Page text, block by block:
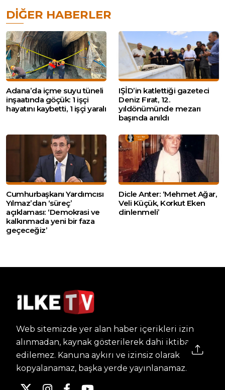
DIĞER HABERLER
Adana’da içme suyu tüneli
inşaatında göçük: 1 işçi
hayatını kaybetti, 1 işçi yaralı
IŞİD’in katlettiği gazeteci
Deniz Fırat, 12.
yıldönümünde mezarı
başında anıldı
Cumhurbaşkanı Yardımcısı
Yılmaz’dan ‘süreç’
açıklaması: ‘Demokrasi ve
kalkınmada yeni bir faza
geçeceğiz’
Dicle Anter: ‘Mehmet Ağar,
Veli Küçük, Korkut Eken
dinlenmeli’
Web sitemizde yer alan haber içerikleri izin
alınmadan, kaynak gösterilerek dahi iktibas
edilemez. Kanuna aykırı ve izinsiz olarak
kopyalanamaz, başka yerde yayınlanamaz.